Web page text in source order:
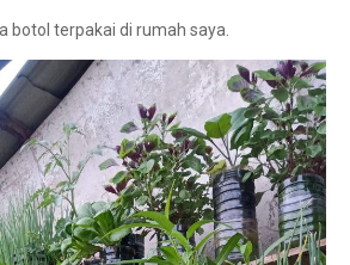
botol terpakai di rumah saya.